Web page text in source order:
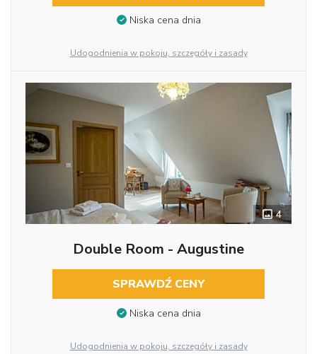
Niska cena dnia
Udogodnienia w pokoju, szczegóły i zasady
4
Double Room - Augustine
SPRAWDŹ CENY
Niska cena dnia
Udogodnienia w pokoju, szczegóły i zasady